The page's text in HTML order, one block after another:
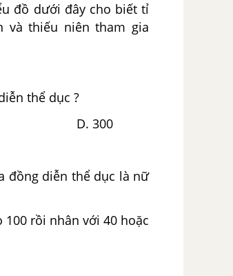
đồ dưới đây cho biết tỉ
và thiếu niên tham gia
thể dục ?
D. 300
đồng diễn thể dục là nữ
100 rồi nhân với 40 hoặc